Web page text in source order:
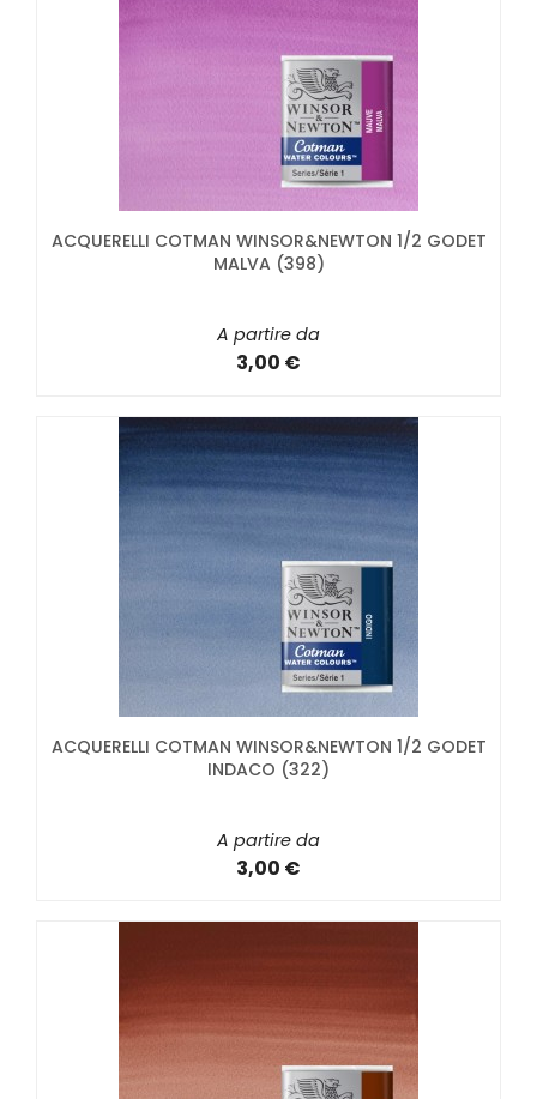
ACQUERELLI COTMAN WINSOR&NEWTON 1/2 GODET
MALVA (398)
A partire da
3,00 €
ACQUERELLI COTMAN WINSOR&NEWTON 1/2 GODET
INDACO (322)
A partire da
3,00 €